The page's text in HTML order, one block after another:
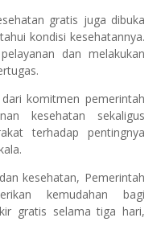
gratis juga dibuka
kondisi kesehatannya.
dan melakukan
komitmen pemerintah
kesehatan sekaligus
terhadap pentingnya
kesehatan, Pemerintah
kemudahan bagi
gratis selama tiga hari,